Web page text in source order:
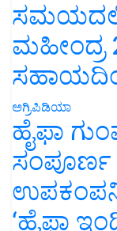
ಸಮಯದಲ್ಲಿ
ಮಹೀಂದ್ರ
ಅಗ್ರಿಪಿಡಿಯಾ
ಹೈಫಾ
ಸಂಪೂರ್ಣ
‘ಹೈಫಾ